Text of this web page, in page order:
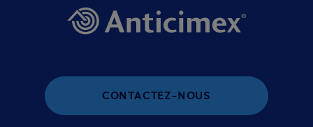
CONTACTEZ-NOUS